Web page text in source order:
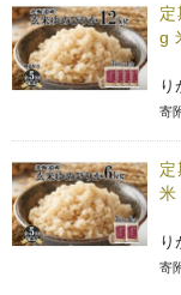
g
り
寄
り
寄